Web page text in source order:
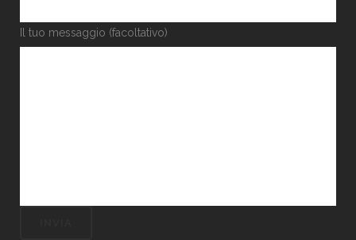
Il tuo messaggio (facoltativo)